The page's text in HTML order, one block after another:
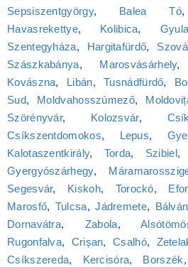
Sepsiszentgyörgy, Balea Tó
Havasrekettye, Kolibica,
Szentegyháza, Hargitafürdő,
Szászkabánya, Marosvásárhely
Kovászna, Libán,Tusnádfürdő,
Sud, Moldvahosszúmező,
Szörényvár, Kolozsvár,
Csíkszentdomokos, Lepus,
Kalotaszentkirály, Torda, Szibiel,
Gyergyószárhegy,
Segesvár, Kiskoh, Torockó,
Marosfő, Tulcsa,Jádremete,
Dornavátra, Zabola,
Rugonfalva, Crișan,Csalhó,
Csíkszereda, Kercisóra, Borszék